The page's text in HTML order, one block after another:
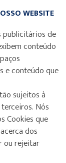
WEBSITE
publicitários de
conteúdo
e conteúdo que
sujeitos à
Nós
Cookies que
dos
ou rejeitar